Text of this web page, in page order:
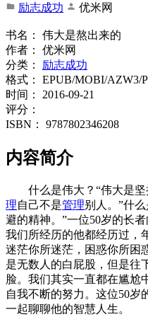
励志成功 优米网
书名：
伟大是熬出来的
作者：
优米网
分类：
励志成功
格式：
EPUB/MOBI/AZW3/
时间：
2016-09-21
评分：
ISBN：
9787802346208
内容简介
什么是伟大？“伟大是
理自己不是管理别人。”什
避的精神。”一位50岁的长
我们所经历的他都经历过，
迷茫你所迷茫，困惑你所困
是无数人的白屁股，但是往
脸。我们其实一直都在尴尬
自我不断的努力。这位50岁
一起聊聊他的智慧人生。